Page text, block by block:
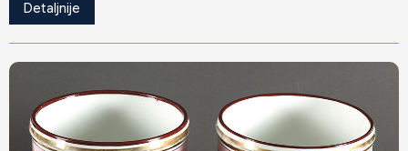
Detaljnije